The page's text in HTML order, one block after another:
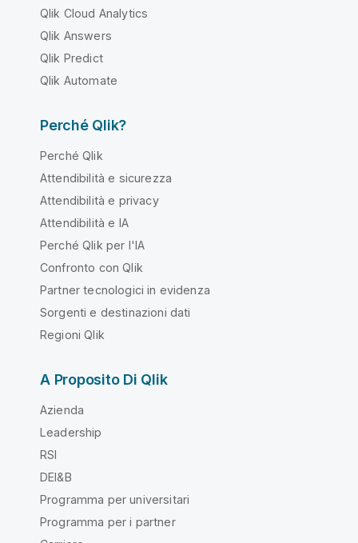
Qlik Cloud Analytics
Qlik Answers
Qlik Predict
Qlik Automate
Perché Qlik?
Perché Qlik
Attendibilità e sicurezza
Attendibilità e privacy
Attendibilità e IA
Perché Qlik per l'IA
Confronto con Qlik
Partner tecnologici in evidenza
Sorgenti e destinazioni dati
Regioni Qlik
A Proposito Di Qlik
Azienda
Leadership
RSI
DEI&B
Programma per universitari
Programma per i partner